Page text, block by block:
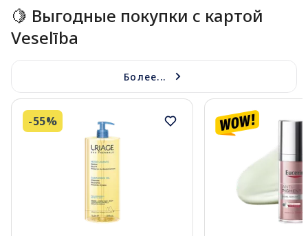
🍋 Выгодные покупки с картой
Veselība
Более...
-55%